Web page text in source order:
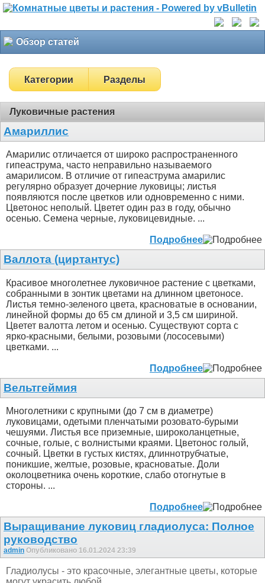
Обзор статей
Категории Разделы
Луковичные растения
Амариллис
Амарилис отличается от широко распространенного
гипеаструма, часто неправильно называемого
амарилисом. В отличие от гипеаструма амарилис
регулярно образует дочерние луковицы; листья
появляются после цветков или одновременно с ними.
Цветонос неполый. Цветет один раз в году, обычно
осенью. Семена черные, луковицевидные. ...
Подробнее
Валлота (циртантус)
Красивое многолетнее луковичное растение с цветками,
собранными в зонтик цветами на длинном цветоносе.
Листья темно-зеленого цвета, красноватые в основании,
линейной формы до 65 см длиной и 3,5 см шириной.
Цветет валотта летом и осенью. Существуют сорта с
ярко-красными, белыми, розовыми (лососевыми)
цветками. ...
Подробнее
Вельтгеймия
Многолетники с крупными (до 7 см в диаметре)
луковицами, одетыми пленчатыми розовато-бурыми
чешуями. Листья все приземные, широколанцетные,
сочные, голые, с волнистыми краями. Цветонос голый,
сочный. Цветки в густых кистях, длиннотрубчатые,
поникшие, желтые, розовые, красноватые. Доли
околоцветника очень короткие, слабо отогнутые в
стороны. ...
Подробнее
Выращивание луковиц гладиолуса: Полное
руководство
admin Опубликовано 16.01.2024 23:39
Гладиолусы - это красочные, элегантные цветы, которые